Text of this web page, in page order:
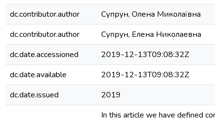
dc.contributor.author
Супрун, Олена Миколаївна
dc.contributor.author
Супрун, Елена Николаевна
dc.date.accessioned
2019-12-13T09:08:32Z
dc.date.available
2019-12-13T09:08:32Z
dc.date.issued
2019
In this article we have defined